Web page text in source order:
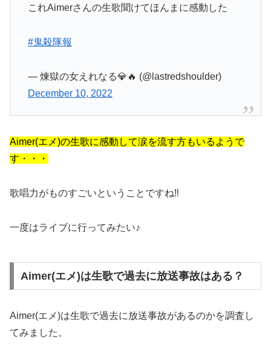
これAimerさんの生歌聞けてほんまに感動した
#鬼殺隊報
— 煉獄の女えれなる💎🔥 (@lastredshoulder)
December 10, 2022
Aimer(エメ)の生歌に感動して涙を流す方もいるようで
す・・・
歌唱力がものすごいということですね‼︎
一度はライブに行ってみたい♪
Aimer(エメ)は生歌で過去に放送事故はある？
Aimer(エメ)は生歌で過去に放送事故があるのかを調査し
てみました。